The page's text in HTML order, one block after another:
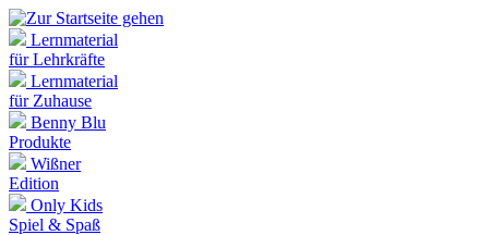
Lernmaterial
für Lehrkräfte
Lernmaterial
für Zuhause
Benny Blu
Produkte
Wißner
Edition
Only Kids
Spiel & Spaß